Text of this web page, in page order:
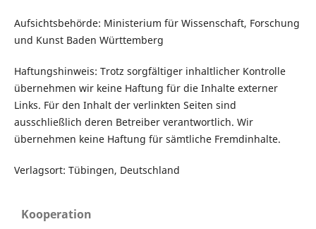
Aufsichtsbehörde: Ministerium für Wissenschaft, Forschung
und Kunst Baden Württemberg
Haftungshinweis: Trotz sorgfältiger inhaltlicher Kontrolle
übernehmen wir keine Haftung für die Inhalte externer
Links. Für den Inhalt der verlinkten Seiten sind
ausschließlich deren Betreiber verantwortlich. Wir
übernehmen keine Haftung für sämtliche Fremdinhalte.
Verlagsort: Tübingen, Deutschland
Kooperation